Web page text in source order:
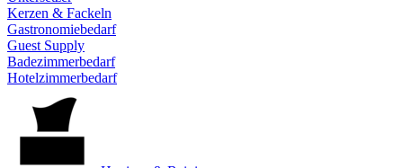
Kerzen & Fackeln
Gastronomiebedarf
Guest Supply
Badezimmerbedarf
Hotelzimmerbedarf